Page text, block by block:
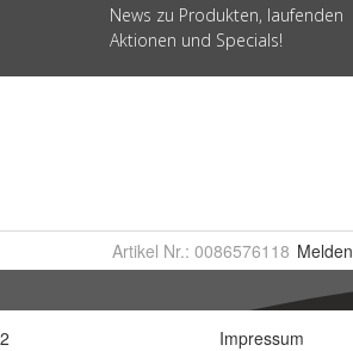
Artikel Nr.: 0086576118 Melden
Impressum